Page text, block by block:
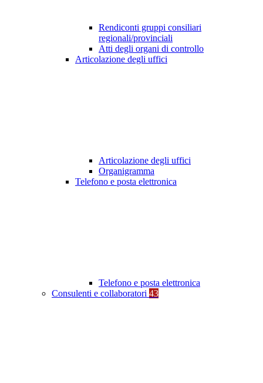
Rendiconti gruppi consiliari
regionali/provinciali
Atti degli organi di controllo
Articolazione degli uffici
Articolazione degli uffici
Organigramma
Telefono e posta elettronica
Telefono e posta elettronica
Consulenti e collaboratori 43